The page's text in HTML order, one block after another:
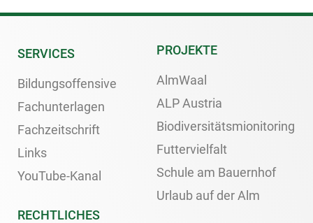
SERVICES
Bildungsoffensive
Fachunterlagen
Fachzeitschrift
Links
YouTube-Kanal
PROJEKTE
AlmWaal
ALP Austria
Biodiversitätsmionitoring
Futtervielfalt
Schule am Bauernhof
Urlaub auf der Alm
RECHTLICHES